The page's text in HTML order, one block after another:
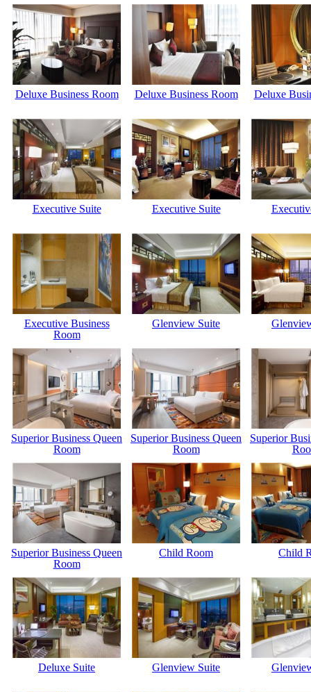
Deluxe Business Room Deluxe Business Room Deluxe
Executive Suite Executive Suite
Executive Business
Room
Glenview Suite
Superior Business Queen
Room
Superior Business Queen
Room
Superior
Superior Business Queen
Room
Child Room Child
Deluxe Suite Glenview Suite